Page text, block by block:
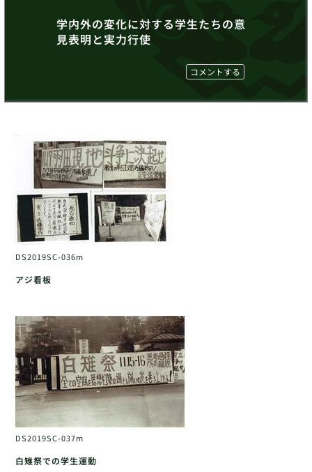
学内外の変化に対する学生たちの意
見表明と実力行使
コメントする
DS2019SC-036m
アジ看板
DS2019SC-037m
白雉祭での学生運動